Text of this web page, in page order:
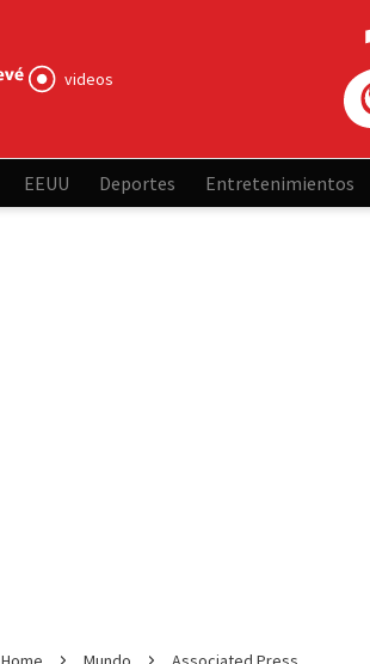
videos
EEUU Deportes Entretenimientos